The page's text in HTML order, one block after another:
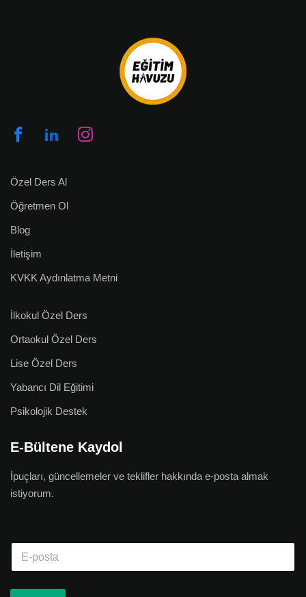
Özel Ders Al
Öğretmen Ol
Blog
İletişim
KVKK Aydınlatma Metni
İlkokul Özel Ders
Ortaokul Özel Ders
Lise Özel Ders
Yabancı Dil Eğitimi
Psikolojik Destek
E-Bültene Kaydol
İpuçları, güncellemeler ve teklifler hakkında e-posta almak
istiyorum.